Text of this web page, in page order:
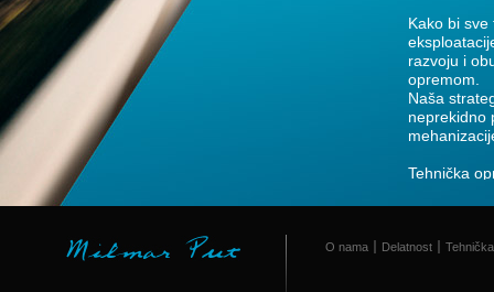
Kako bi
razvoju i
Naša
neprekidno
Tehnička
O nama Delatnost